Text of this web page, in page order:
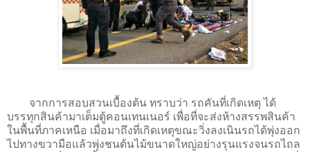
จากการสอบสวนเบื้องต้น ทราบว่า รถคันที่เกิดเหตุ ได้
บรรทุกสินค้ามาเต็มตู้คอนเทนเนอร์ เพื่อที่จะส่งห้างสรรพสินค้า
ในพื้นที่ภาคเหนือ เมื่อมาถึงที่เกิดเหตุขณะวิ่งลงเนินรถได้พุ่งออก
ไปทางขวามือแล้วพุ่งชนต้นไม้ขนาดใหญ่อย่างรุนแรงจนรถไถล